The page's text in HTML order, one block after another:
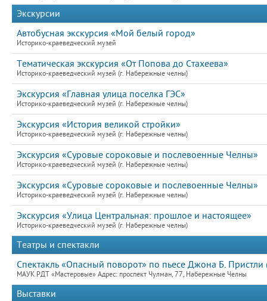
Экскурсии
Автобусная экскурсия «Мой белый город»
Историко-краеведческий музей
Тематическая экскурсия «От Попова до Стахеева»
Историко-краеведческий музей (г. Набережные челны)
Экскурсия «Главная улица поселка ГЭС»
Историко-краеведческий музей (г. Набережные челны)
Экскурсия «История великой стройки»
Историко-краеведческий музей (г. Набережные челны)
Экскурсия «Суровые сороковые и послевоенные Челны»
Историко-краеведческий музей (г. Набережные челны)
Экскурсия «Суровые сороковые и послевоенные Челны»
Историко-краеведческий музей (г. Набережные челны)
Экскурсия «Улица Центральная: прошлое и настоящее»
Историко-краеведческий музей (г. Набережные челны)
Театры и спектакли
Спектакль «Опасный поворот» по пьесе Джона Б. Пристли
МАУК РДТ «Мастеровые» Адрес: проспект Чулман, 77, Набережные Челны
Выставки